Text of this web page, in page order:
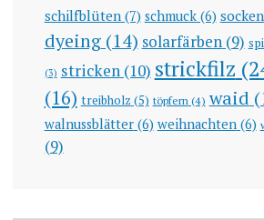
schilfblüten(7) schmuck(6)
dyeing(14) solarfärben (9)
(3) stricken (10) strickfilz
(16) treibholz (5) töpfern (4) waid
walnussblätter(6) weihnachten(6)
(9)